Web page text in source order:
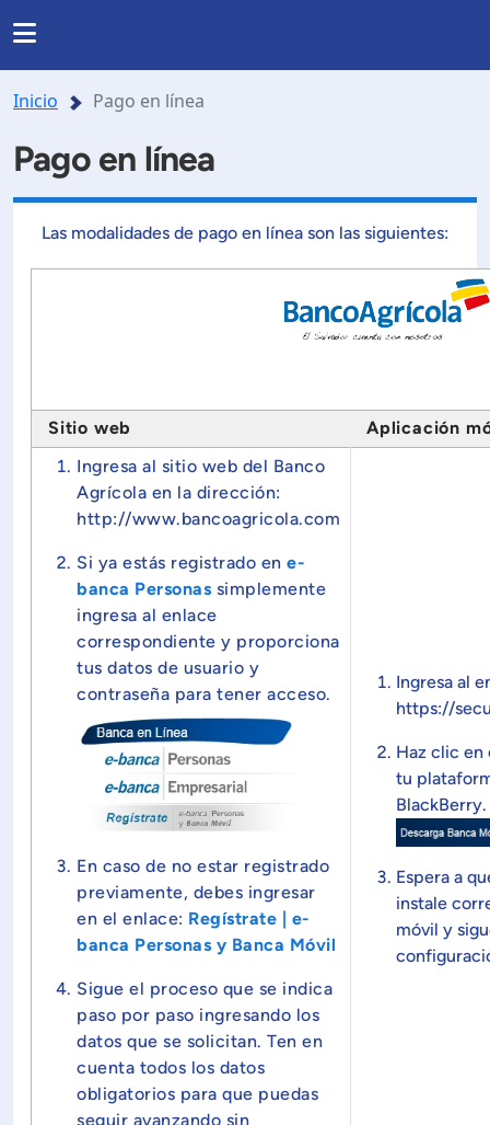
Inicio Pago en línea
Pago en línea
Las modalidades de pago en línea son las siguientes:
Sitio web
Aplicación
Ingresa al sitio web del Banco
Agrícola en la dirección:
http://www.bancoagricola.com
Si ya estás registrado en e-
banca Personas simplemente
ingresa al enlace
correspondiente y proporciona
tus datos de usuario y
contraseña para tener acceso.
En caso de no estar registrado
previamente, debes ingresar
en el enlace: Regístrate | e-
banca Personas y Banca Móvil
Sigue el proceso que se indica
paso por paso ingresando los
datos que se solicitan. Ten en
cuenta todos los datos
obligatorios para que puedas
seguir avanzando sin
Ingresa al
https://
Haz clic en
tu
BlackBerry.
Espera a
instale
móvil y